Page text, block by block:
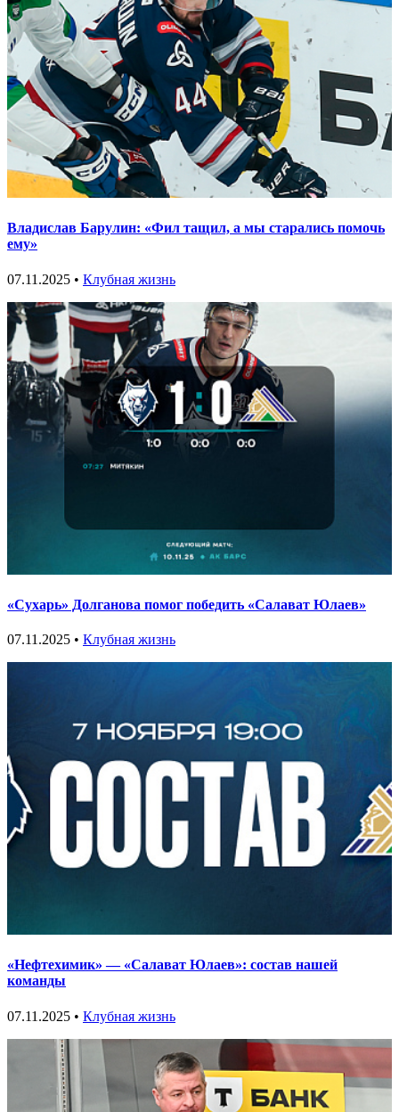
Владислав Барулин: «Фил тащил, а мы старались помочь
ему»
07.11.2025 • Клубная жизнь
«Сухарь» Долганова помог победить «Салават Юлаев»
07.11.2025 • Клубная жизнь
«Нефтехимик» — «Салават Юлаев»: состав нашей
команды
07.11.2025 • Клубная жизнь